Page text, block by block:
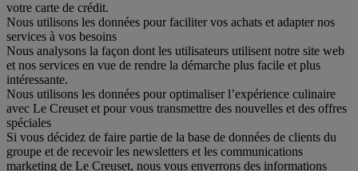
votre carte de crédit.
Nous utilisons les données pour faciliter vos achats et adapter nos
services à vos besoins
Nous analysons la façon dont les utilisateurs utilisent notre site web
et nos services en vue de rendre la démarche plus facile et plus
intéressante.
Nous utilisons les données pour optimaliser l’expérience culinaire
avec Le Creuset et pour vous transmettre des nouvelles et des offres
spéciales
Si vous décidez de faire partie de la base de données de clients du
groupe et de recevoir les newsletters et les communications
marketing de Le Creuset, nous vous enverrons des informations